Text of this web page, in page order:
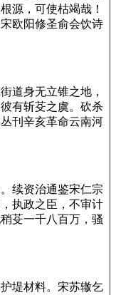
源，可使枯竭哉！
欧阳修圣俞会饮诗
道身无立锥之地，
有斩芟之虞。砍杀
刊辛亥革命云南河
续资治通鉴宋仁宗
执政之臣，不审计
芟一千八百万，骚
堤材料。宋苏辙乞